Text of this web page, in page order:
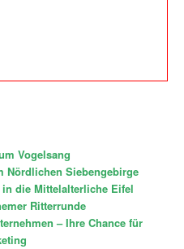
Vogelsang
Nördlichen Siebengebirge
die Mittelalterliche Eifel
Ritterrunde
– Ihre Chance für